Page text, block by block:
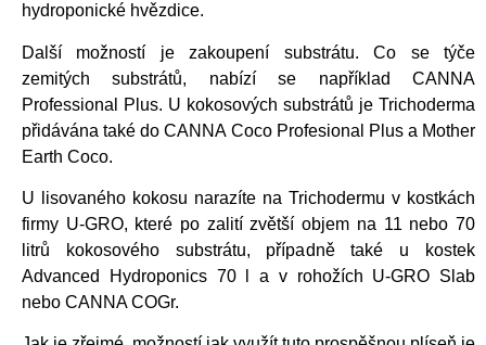
hydroponické hvězdice.
Další možností je zakoupení substrátu. Co se týče
zemitých substrátů, nabízí se například CANNA
Professional Plus. U kokosových substrátů je Trichoderma
přidávána také do CANNA Coco Profesional Plus a Mother
Earth Coco.
U lisovaného kokosu narazíte na Trichodermu v kostkách
firmy U-GRO, které po zalití zvětší objem na 11 nebo 70
litrů kokosového substrátu, případně také u kostek
Advanced Hydroponics 70 l a v rohožích U-GRO Slab
nebo CANNA COGr.